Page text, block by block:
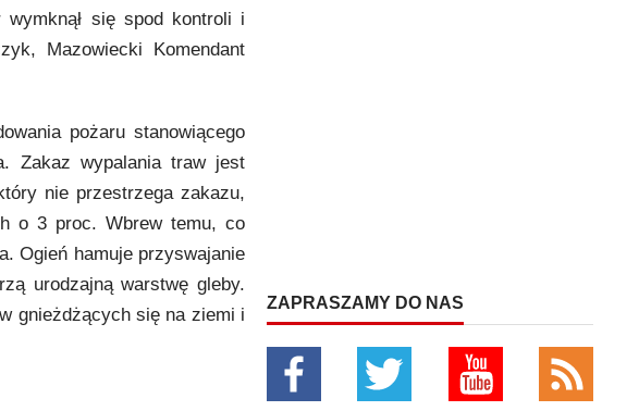
się spod kontroli i
Mazowiecki Komendant
pożaru stanowiącego
Zakaz wypalania traw jest
nie przestrzega zakazu,
o 3 proc. Wbrew temu, co
Ogień hamuje przyswajanie
urodzajną warstwę gleby.
gnieżdżących się na ziemi i
ZAPRASZAMY DO NAS